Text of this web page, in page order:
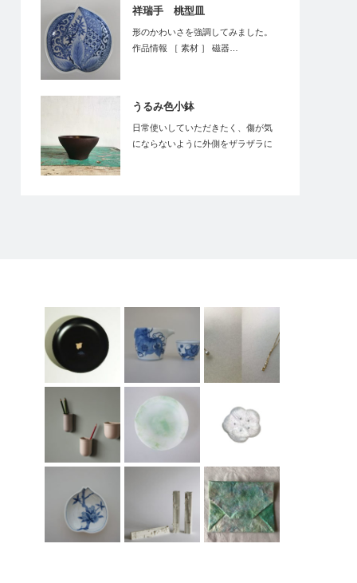
祥瑞手 桃型皿
形のかわいさを強調してみました。
作品情報 ［ 素材 ］ 磁器…
うるみ色小鉢
日常使いしていただきたく、傷が気
にならないように外側をザラザラに